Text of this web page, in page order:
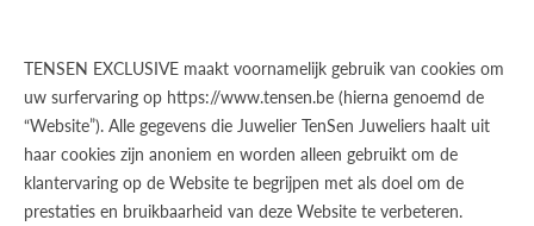
TENSEN EXCLUSIVE maakt voornamelijk gebruik van cookies om
uw surfervaring op https://www.tensen.be (hierna genoemd de
“Website”). Alle gegevens die Juwelier TenSen Juweliers haalt uit
haar cookies zijn anoniem en worden alleen gebruikt om de
klantervaring op de Website te begrijpen met als doel om de
prestaties en bruikbaarheid van deze Website te verbeteren.